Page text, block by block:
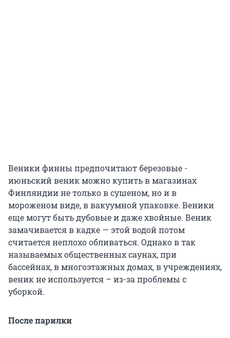
Веники финны предпочитают березовые -
июньский веник можно купить в магазинах
Финляндии не только в сушеном, но и в
мороженом виде, в вакуумной упаковке. Веники
еще могут быть дубовые и даже хвойные. Веник
замачивается в кадке — этой водой потом
считается неплохо обливаться. Однако в так
называемых общественных саунах, при
бассейнах, в многоэтажных домах, в учреждениях,
веник не используется – из-за проблемы с
уборкой.
После парилки